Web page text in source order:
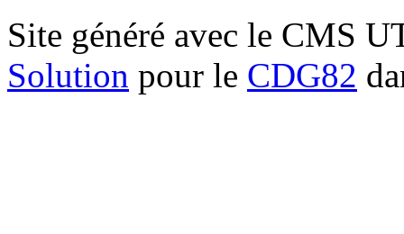
Site généré avec le CMS
Solution pour le CDG82